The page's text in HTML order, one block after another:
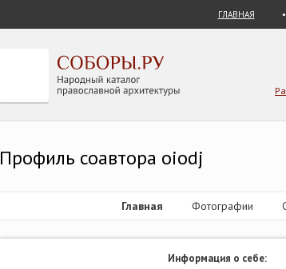
ГЛАВНАЯ
Профиль соавтора oiodj
Главная Фотографии
Информация о себе: